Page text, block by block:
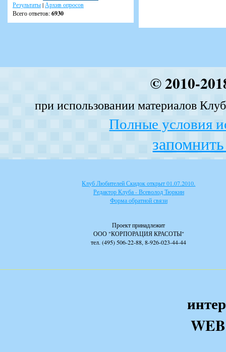
Результаты| Архив опросов
Всего ответов:6930
© 2010-
при использовании материалов
Полные условия
Клуб Любителей Скидок открыт 01.07.2010.
Редактор Клуба - Всеволод Тюркин
Форма обратной связи
Проект принадлежит
ООО "КОРПОРАЦИЯ КРАСОТЫ"
тел. (495) 506-22-88, 8-926-023-44-44